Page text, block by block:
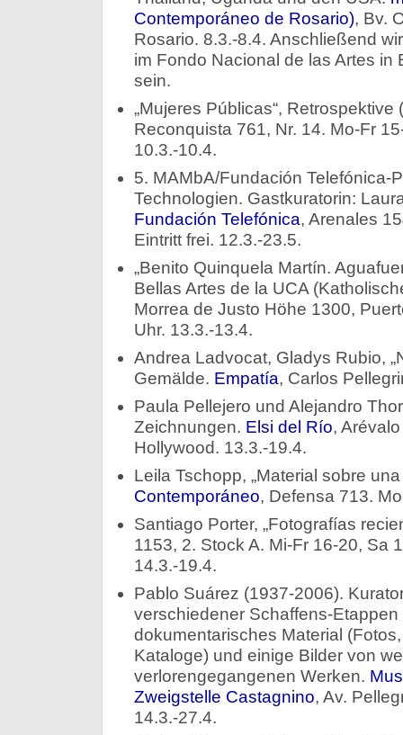
Contemporáneo de Rosario), Bv.
Rosario. 8.3.-8.4. Anschließend
im Fondo Nacional de las Artes in
sein.
„Mujeres Públicas“,
Reconquista 761, Nr. 14. Mo-Fr
10.3.-10.4.
5. MAMbA/Fundación Telefónica-
Technologien. Gastkuratorin:
Fundación Telefónica, Arenales
Eintritt frei. 12.3.-23.5.
„Benito Quinquela Martín.
Bellas Artes de la UCA
Morrea de Justo Höhe 1300,
Uhr. 13.3.-13.4.
Andrea Ladvocat, Gladys Rubio,
Gemälde. Empatía, Carlos
Paula Pellejero und Alejandro
Zeichnungen. Elsi del Río,
Hollywood. 13.3.-19.4.
Leila Tschopp, „Material sobre
Contemporáneo, Defensa 713.
Santiago Porter, „Fotografías
1153, 2. Stock A. Mi-Fr 16-20, Sa
14.3.-19.4.
Pablo Suárez (1937-2006).
verschiedener Schaffens-
dokumentarisches Material
Kataloge) und einige Bilder von
verlorengegangenen Werken.
Zweigstelle Castagnino, Av.
14.3.-27.4.